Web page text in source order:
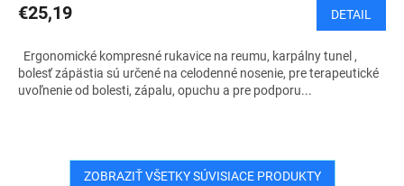
€25,19 DETAIL
Ergonomické kompresné rukavice na reumu, karpálny tunel ,
bolesť zápästia sú určené na celodenné nosenie, pre terapeutické
uvoľnenie od bolesti, zápalu, opuchu a pre podporu...
ZOBRAZIŤ VŠETKY SÚVISIACE PRODUKTY